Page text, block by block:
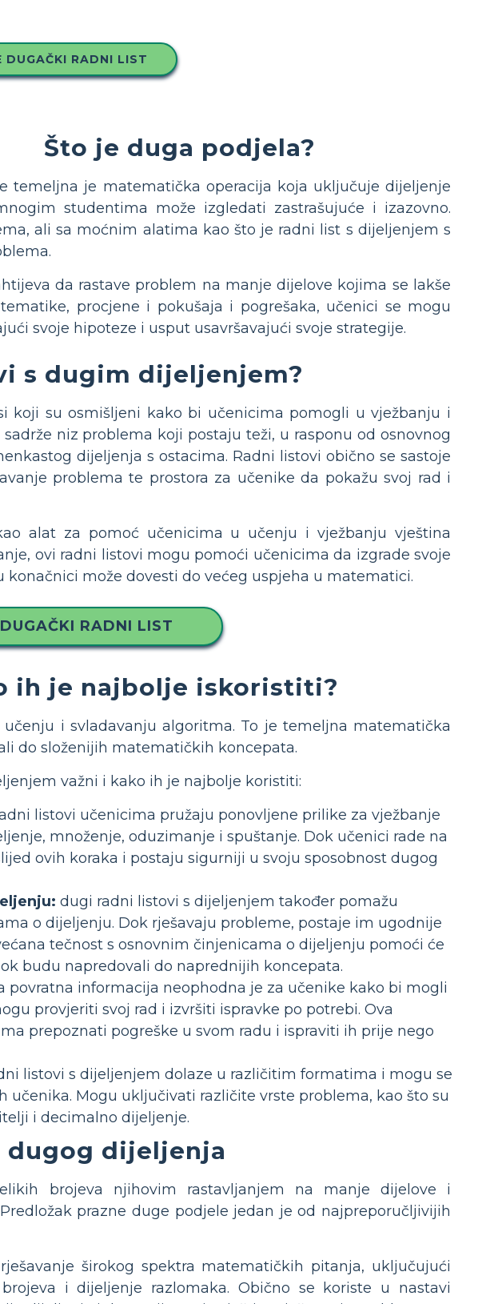
DUGAČKI RADNI LIST
Što je duga podjela?
temeljna je matematička operacija koja uključuje dijeljenje
studentima može izgledati zastrašujuće i izazovno.
ali sa moćnim alatima kao što je radni list s dijeljenjem s
da rastave problem na manje dijelove kojima se lakše
procjene i pokušaja i pogrešaka, učenici se mogu
svoje hipoteze i usput usavršavajući svoje strategije.
s dugim dijeljenjem?
koji su osmišljeni kako bi učenicima pomogli u vježbanju i
niz problema koji postaju teži, u rasponu od osnovnog
dijeljenja s ostacima. Radni listovi obično se sastoje
problema te prostora za učenike da pokažu svoj rad i
alat za pomoć učenicima u učenju i vježbanju vještina
ovi radni listovi mogu pomoći učenicima da izgrade svoje
može dovesti do većeg uspjeha u matematici.
RADNI LIST
ih je najbolje iskoristiti?
i svladavanju algoritma. To je temeljna matematička
do složenijih matematičkih koncepata.
važni i kako ih je najbolje koristiti:
listovi učenicima pružaju ponovljene prilike za vježbanje
množenje, oduzimanje i spuštanje. Dok učenici rade na
ovih koraka i postaju sigurniji u svoju sposobnost dugog
dugi radni listovi s dijeljenjem također pomažu
o dijeljenju. Dok rješavaju probleme, postaje im ugodnije
tečnost s osnovnim činjenicama o dijeljenju pomoći će
budu napredovali do naprednijih koncepata.
povratna informacija neophodna je za učenike kako bi mogli
provjeriti svoj rad i izvršiti ispravke po potrebi. Ova
prepoznati pogreške u svom radu i ispraviti ih prije nego
listovi s dijeljenjem dolaze u različitim formatima i mogu se
Mogu uključivati različite vrste problema, kao što su
i decimalno dijeljenje.
dugog dijeljenja
brojeva njihovim rastavljanjem na manje dijelove i
prazne duge podjele jedan je od najpreporučljivijih
širokog spektra matematičkih pitanja, uključujući
i dijeljenje razlomaka. Obično se koriste u nastavi